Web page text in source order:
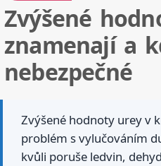
Zvýšené
znamenají a
nebezpečné
Zvýšené hodnoty urey v
problém s vylučováním
kvůli poruše ledvin,